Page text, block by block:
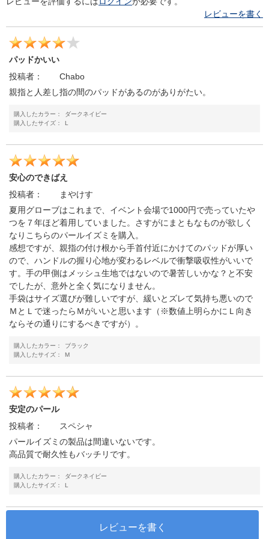
レビューを書く
パッドかいい
投稿者：
Chabo
親指と人差し指の間のパッドがあるのがありがたい。
購入したカラー：
ダークネイビー
購入したサイズ：
L
安心のできばえ
投稿者：
まやけす
夏用グローブはこれまで、イベント会場で1000円で売っていたや
つを７年ほど着用していました。さすがにまともなものが欲しく
なりこちらのパールイズミを購入。
感想ですが、親指の付け根から手首付近にかけてのパッドが厚い
ので、ハンドルの握り心地が変わるレベルで衝撃吸収性がいいで
す。手の甲側はメッシュ生地ではないので暑苦しいかな？と不安
でしたが、意外と全く気になりません。
手袋はサイズ選びが難しいですが、緩いとズレて気持ち悪いので
ＭとＬで迷ったらＭがいいと思います（※数値上明らかにＬ向き
ならその通りにするべきですが）。
購入したカラー：
ブラック
購入したサイズ：
M
安定のパール
投稿者：
スペシャ
パールイズミの製品は間違いないです。
高品質で耐久性もバッチリです。
購入したカラー：
ダークネイビー
購入したサイズ：
L